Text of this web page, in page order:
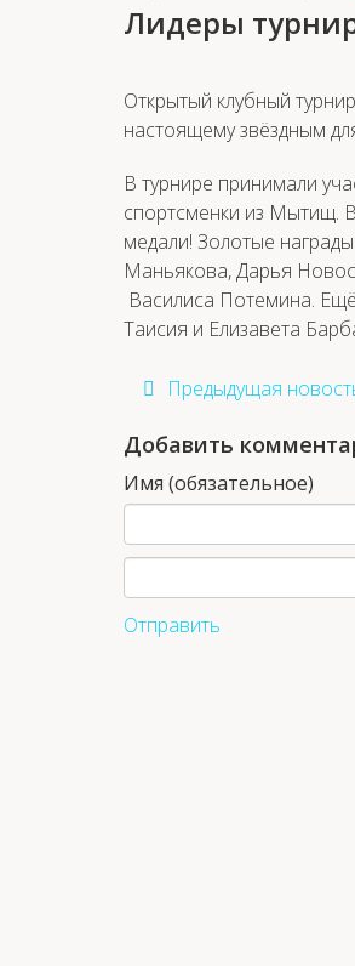
Лидеры
Открытый клубный
настоящему звёздным
В турнире принимали
спортсменки из Мытищ.
медали! Золотые
Маньякова, Дарья
Василиса Потемина.
Таисия и Елизавета
Предыдущая
Добавить
Имя (обязательное)
Отправить